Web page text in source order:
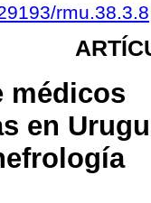
rmu.38.3.8
médicos
en